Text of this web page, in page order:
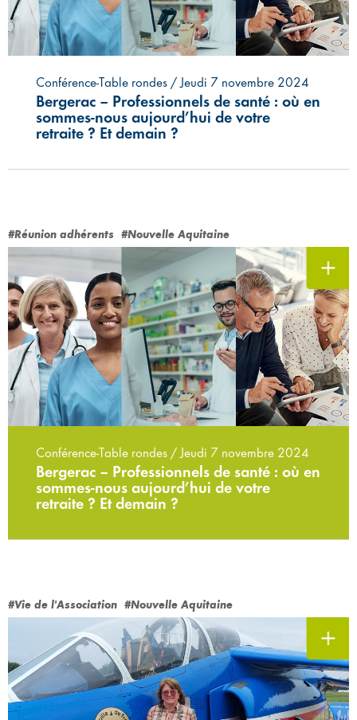
Conférence-Table rondes / Jeudi 7 novembre 2024
Bergerac – Professionnels de santé : où en
sommes-nous aujourd’hui de votre
retraite ? Et demain ?
#Réunion adhérents #Nouvelle Aquitaine
Conférence-Table rondes / Jeudi 7 novembre 2024
Bergerac – Professionnels de santé : où en
sommes-nous aujourd’hui de votre
retraite ? Et demain ?
#Vie de l'Association #Nouvelle Aquitaine